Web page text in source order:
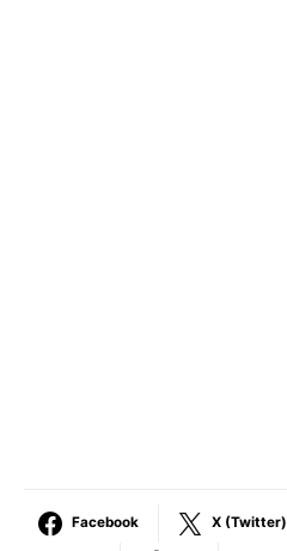
Facebook X (Twitter)